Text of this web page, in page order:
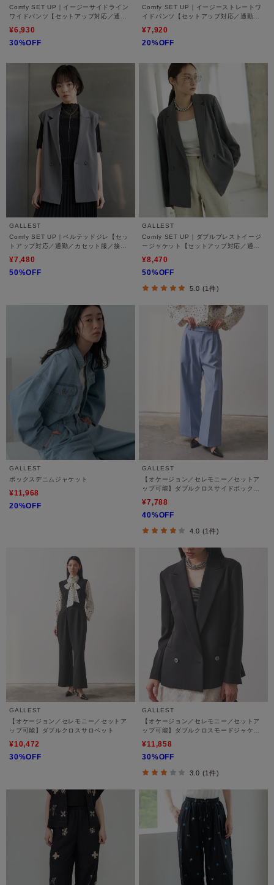
Comfy SET UP｜イージーサイドライン
ワイドパンツ【セットアップ対応／通勤
¥6,930
30%OFF
Comfy SET UP｜イージーストレートワ
イドパンツ【セットアップ対応／通勤／
¥7,920
20%OFF
GALLEST
Comfy SET UP｜ベルテッドジレ【セッ
トアップ対応／通勤／カセット服／接触
冷感／UVカット】
¥7,480
50%OFF
GALLEST
Comfy SET UP｜ダブルブレストイージ
ージャケット【セットアップ対応／通勤
／カセット服／接触冷感／UVカット】
¥8,470
50%OFF
5.0 (1件)
GALLEST
ボックスデニムジャケット
¥11,968
20%OFF
GALLEST
【オケージョン／セレモニー／セットア
ップ可能】ダブルクロスサイドボックス
¥7,788
40%OFF
4.0 (1件)
GALLEST
【オケージョン／セレモニー／セットア
ップ可能】ダブルクロスサロペット
¥10,472
30%OFF
GALLEST
【オケージョン／セレモニー／セットア
ップ可能】ダブルクロスモードジャケッ
¥11,858
30%OFF
3.0 (1件)